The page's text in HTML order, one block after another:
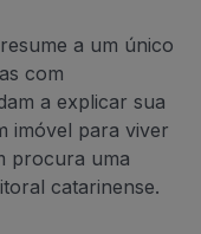
a um único
com
a explicar sua
imóvel para viver
procura uma
catarinense.